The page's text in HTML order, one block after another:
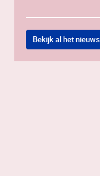
Bekijk al het nieuws